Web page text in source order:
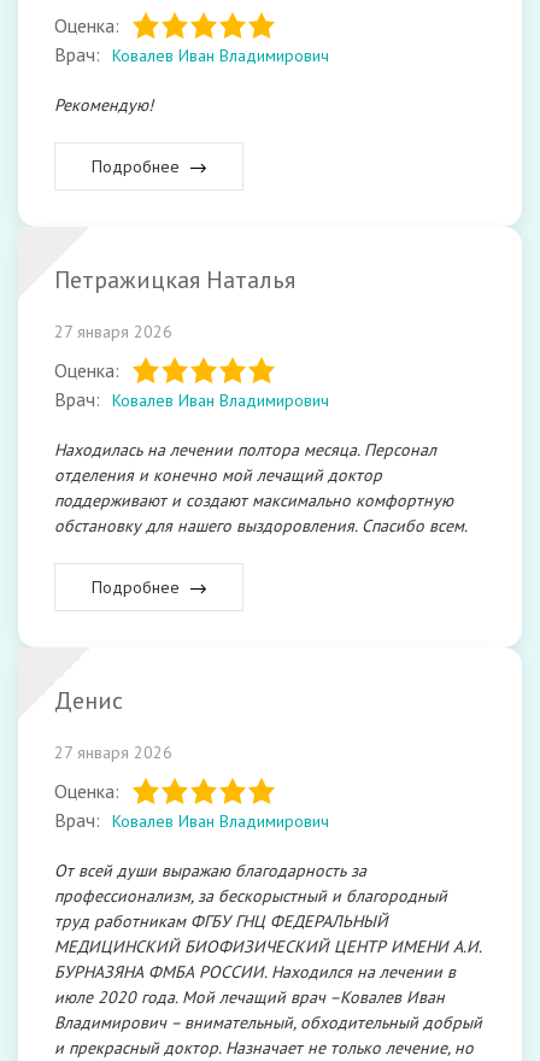
Оценка:
Врач:
Ковалев Иван Владимирович
Рекомендую!
Подробнее
Петражицкая Наталья
27 января 2026
Оценка:
Врач:
Ковалев Иван Владимирович
Находилась на лечении полтора месяца. Персонал
отделения и конечно мой лечащий доктор
поддерживают и создают максимально комфортную
обстановку для нашего выздоровления. Спасибо всем.
Подробнее
Денис
27 января 2026
Оценка:
Врач:
Ковалев Иван Владимирович
От всей души выражаю благодарность за
профессионализм, за бескорыстный и благородный
труд работникам ФГБУ ГНЦ ФЕДЕРАЛЬНЫЙ
МЕДИЦИНСКИЙ БИОФИЗИЧЕСКИЙ ЦЕНТР ИМЕНИ А.И.
БУРНАЗЯНА ФМБА РОССИИ. Находился на лечении в
июле 2020 года. Мой лечащий врач –Ковалев Иван
Владимирович – внимательный, обходительный добрый
и прекрасный доктор. Назначает не только лечение, но